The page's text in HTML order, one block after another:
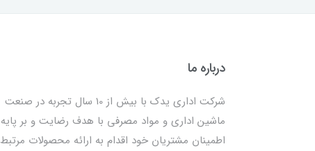
درباره ما
شرکت اداری یدک با بیش از 10 سال تجربه در صنعت
ماشین اداری و مواد مصرفی با هدف رضایت و بر پایه
اطمینان مشتریان خود اقدام به ارائه محصولات مرتبط